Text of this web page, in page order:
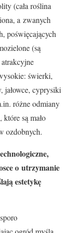
(cała roślina
a zwanych
poświęcających
(są
świerki,
jałowce, cyprysiki
różne odmiany
są mało
ozdobnych.
o utrzymanie
estetykę